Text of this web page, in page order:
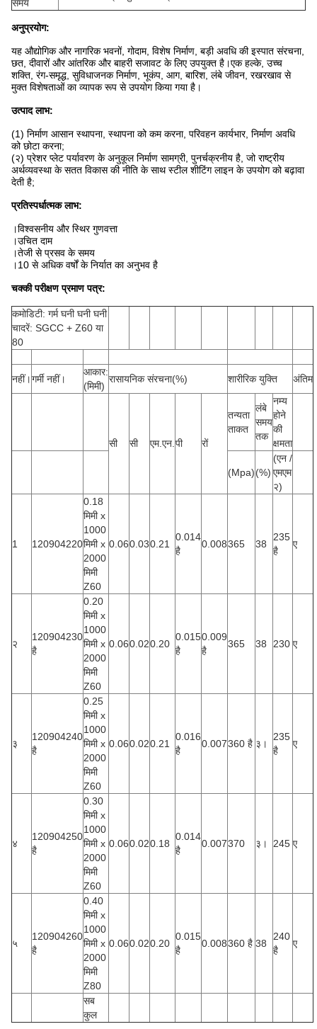
समय
अनुप्रयोग:
यह औद्योगिक और नागरिक भवनों, गोदाम, विशेष निर्माण, बड़ी अवधि की इस्पात संरचना,
छत, दीवारों और आंतरिक और बाहरी सजावट के लिए उपयुक्त है।एक हल्के, उच्च
शक्ति, रंग-समृद्ध, सुविधाजनक निर्माण, भूकंप, आग, बारिश, लंबे जीवन, रखरखाव से
मुक्त विशेषताओं का व्यापक रूप से उपयोग किया गया है।
उत्पाद लाभ:
(1) निर्माण आसान स्थापना, स्थापना को कम करना, परिवहन कार्यभार, निर्माण अवधि
को छोटा करना;
(२) प्रेशर प्लेट पर्यावरण के अनुकूल निर्माण सामग्री, पुनर्चक्रनीय है, जो राष्ट्रीय
अर्थव्यवस्था के सतत विकास की नीति के साथ स्टील शीटिंग लाइन के उपयोग को बढ़ावा
देती है;
प्रतिस्पर्धात्मक लाभ:
।विश्वसनीय और स्थिर गुणवत्ता
।उचित दाम
।तेजी से प्रसव के समय
।10 से अधिक वर्षों के निर्यात का अनुभव है
चक्की परीक्षण प्रमाण पत्र:
कमोडिटी: गर्म घनी घनी घनी
चादरें: SGCC + Z60 या
80
नहीं।गर्मी नहीं।
आकार:
(मिमी)
रासायनिक संरचना(%) शारीरिक युक्ति अंतिम
सी सी एम.एन. पी रों
तन्यता
ताकत
लंबे
समय
तक
नम्य
होने
की
क्षमता
(Mpa)(%)
(एन /
एमएम
२)
1 120904220
0.18
मिमी x
1000
मिमी x
2000
मिमी
Z60
0.060.030.21
0.014
है
0.008365 38
235
है
ए
२
120904230
है
0.20
मिमी x
1000
मिमी x
2000
मिमी
Z60
0.060.020.20
0.015
है
0.009
है
365 38 230 ए
३
120904240
है
0.25
मिमी x
1000
मिमी x
2000
मिमी
Z60
0.060.020.21
0.016
है
0.007360 है ३।
235
है
ए
४
120904250
है
0.30
मिमी x
1000
मिमी x
2000
मिमी
Z60
0.060.020.18
0.014
है
0.007370 ३। 245 ए
५
120904260
है
0.40
मिमी x
1000
मिमी x
2000
मिमी
Z80
0.060.020.20
0.015
है
0.008360 है 38
240
है
ए
सब
कुल